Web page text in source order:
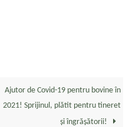
Ajutor de Covid-19 pentru bovine în
2021! Sprijinul, plătit pentru tineret
și îngrășătorii!